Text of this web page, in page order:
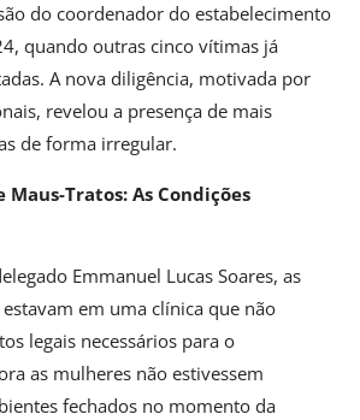
do coordenador do estabelecimento
quando outras cinco vítimas já
A nova diligência, motivada por
revelou a presença de mais
de forma irregular.
Maus-Tratos: As Condições
Emmanuel Lucas Soares, as
em uma clínica que não
legais necessários para o
as mulheres não estivessem
fechados no momento da